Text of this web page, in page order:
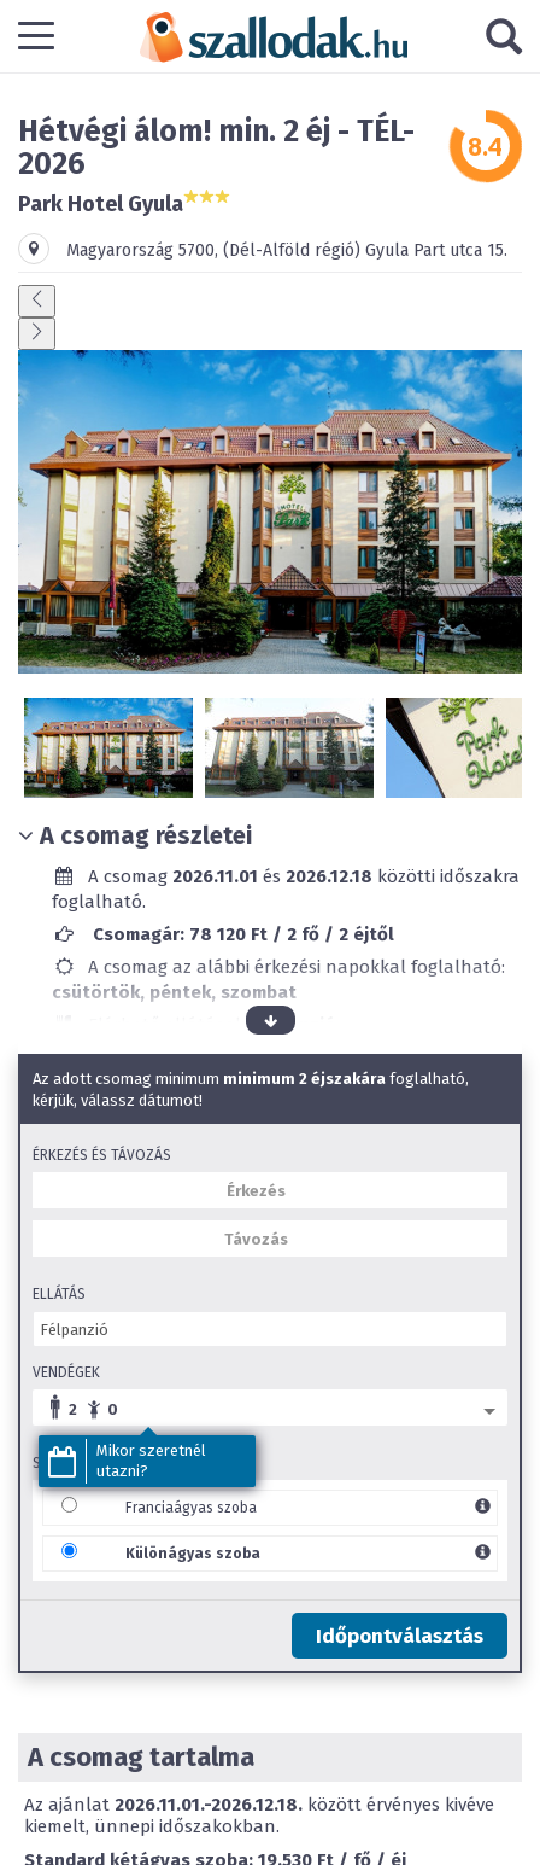
Hétvégi álom! min. 2 éj - TÉL-
2026
Park Hotel Gyula
Magyarország 5700, (Dél-Alföld régió) Gyula Part utca 15.
A csomag részletei
A csomag 2026.11.01 és 2026.12.18 közötti időszakra
foglalható.
Csomagár: 78 120 Ft / 2 fő / 2 éjtől
A csomag az alábbi érkezési napokkal foglalható:
csütörtök, péntek, szombat
Elérhető ellátások:
Félpanzió
Klimatizált
Fizetős strand a közelben
Állatbarát
Wifi
Családi szobák
Az adott csomag minimum minimum 2 éjszakára foglalható,
kérjük, válassz dátumot!
ÉRKEZÉS ÉS TÁVOZÁS
Mikor szeretnél
utazni?
ELLÁTÁS
VENDÉGEK
2 0
SZOBA TÍPUS
Franciaágyas szoba
Különágyas szoba
Időpontválasztás
A csomag tartalma
Az ajánlat 2026.11.01.-2026.12.18. között érvényes kivéve
kiemelt, ünnepi időszakokban.
Standard kétágyas szoba: 19.530 Ft / fő / éj